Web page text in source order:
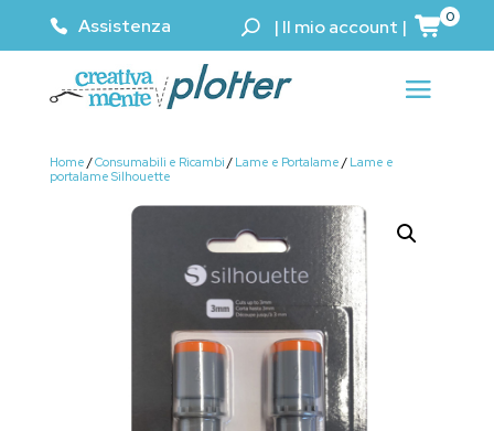
Assistenza | Il mio account | 0
Home /Consumabili e Ricambi / Lame e Portalame / Lame e
portalame Silhouette